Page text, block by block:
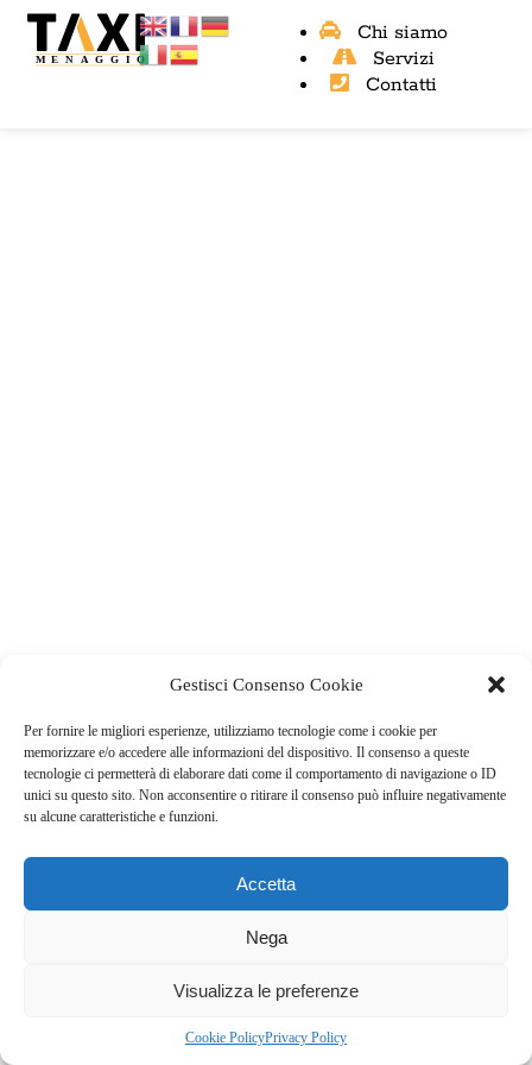
Gestisci Consenso Cookie
Per fornire le migliori esperienze, utilizziamo tecnologie come i cookie per
memorizzare e/o accedere alle informazioni del dispositivo. Il consenso a queste
tecnologie ci permetterà di elaborare dati come il comportamento di navigazione o ID
unici su questo sito. Non acconsentire o ritirare il consenso può influire negativamente
su alcune caratteristiche e funzioni.
Accetta
Nega
Visualizza le preferenze
Cookie PolicyPrivacy Policy
Chi siamo
Servizi
Contatti